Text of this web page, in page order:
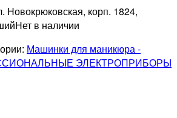
Новокрюковская, корп. 1824,
Нет в наличии
Машинки для маникюра -
ЭЛЕКТРОПРИБОРЫ